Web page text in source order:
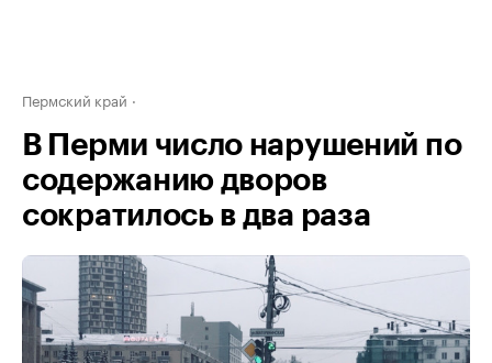
Пермский край
В Перми число нарушений по
содержанию дворов
сократилось в два раза